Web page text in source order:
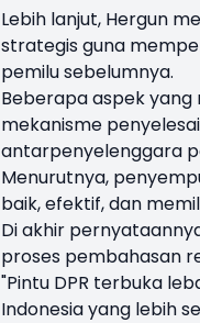
Lebih lanjut, Hergun
strategis guna
pemilu sebelumnya.
Beberapa aspek
mekanisme
antarpenyelenggara
Menurutnya,
baik, efektif, dan
Di akhir
proses pembahasan
"Pintu DPR terbuka
Indonesia yang lebih